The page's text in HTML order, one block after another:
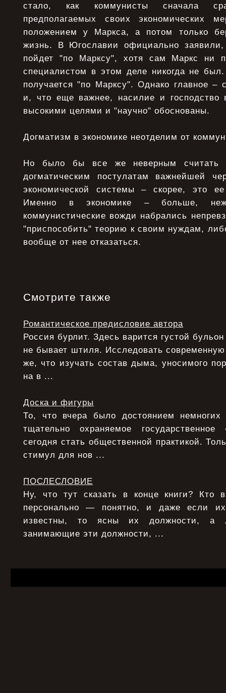
стало, как коммунисты сначала
предполагаемых своих экономических
положением у Маркса, а потом только
жизнь. В Югославии официально заявили,
пойдет "по Марксу", хотя сам Маркс ни
специалистом в этом деле никогда не
получается "по Марксу". Однако главное –
и, что еще важнее, насилие и господство
высокими целями и "научно" обоснованы.
Догматизм в экономике неотделим от
Но было бы все же неверным считать
догматическим постулатам важнейшей
экономической системы – скорее, это ее
Именно в экономике – больше,
коммунистические вожди набрались
"приспособить" теорию к своим нуждам,
вообще от нее отказаться.
Смотрите также
Романтическое предисловие автора
Россия бурлит. Здесь варится густой
не бывает штиля. Исследовать
же, что изучать состав дыма, уносимого
на в ...
Доска и фигуры
То, что вчера было достоянием немногих
тщательно охраняемое
сегодня стать общественной практикой.
стимул для нов ...
ПОСЛЕСЛОВИЕ
Ну, что тут сказать в конце книги? Кто
персонально — понятно, и даже если
известны, то ясны их должности, а
занимающие эти должности, ...